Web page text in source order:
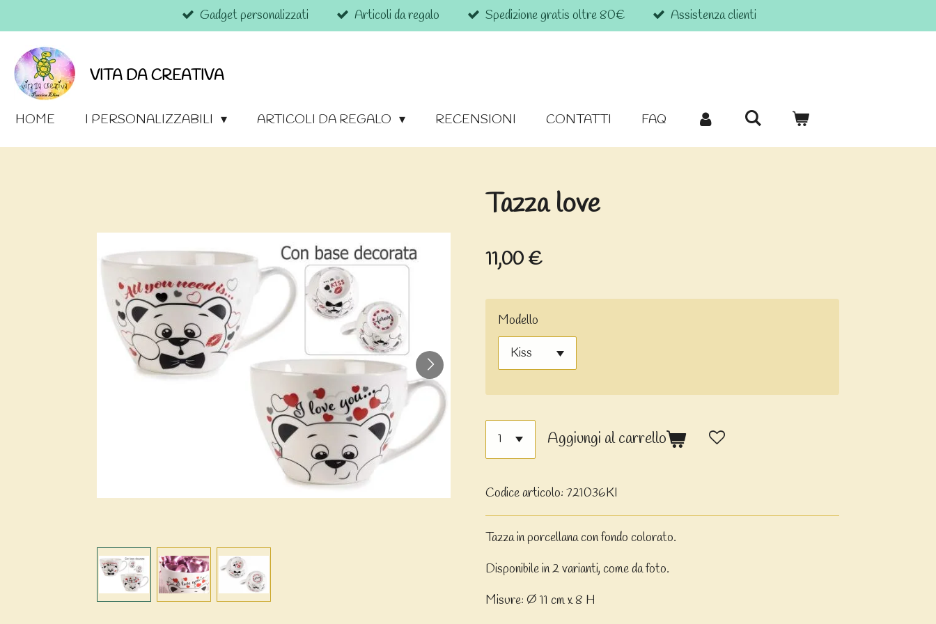
al
contenuto
principale
Gadget personalizzati Articoli da regalo Spedizione gratis oltre 80€ Assistenza clienti
VITA DA CREATIVA
HOME I PERSONALIZZABILI ARTICOLI DA REGALO RECENSIONI CONTATTI FAQ
Tazza love
11,00 €
Modello
Aggiungi al carrello
Codice articolo: 721036KI
Tazza in porcellana con fondo colorato.
Disponibile in 2 varianti, come da foto.
Misure: Ø 11 cm x 8 H